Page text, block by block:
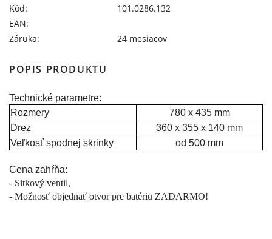
Kód:
101.0286.132
EAN:
Záruka:
24 mesiacov
POPIS PRODUKTU
Technické parametre:
Rozmery
780 x 435 mm
Drez
360 x 355 x 140 mm
Veľkosť spodnej skrinky
od 500 mm
Cena zahŕňa:
- Sitkový ventil,
- Možnosť objednať otvor pre batériu ZADARMO!